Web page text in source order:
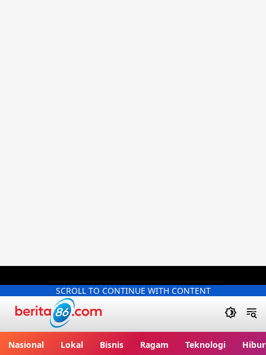
SCROLL TO CONTINUE WITH CONTENT
Nasional Lokal Bisnis Ragam Teknologi